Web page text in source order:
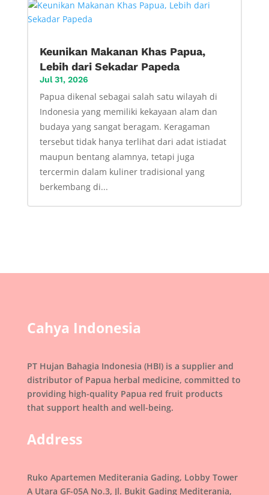
Keunikan Makanan Khas Papua,
Lebih dari Sekadar Papeda
Jul 31, 2026
Papua dikenal sebagai salah satu wilayah di
Indonesia yang memiliki kekayaan alam dan
budaya yang sangat beragam. Keragaman
tersebut tidak hanya terlihat dari adat istiadat
maupun bentang alamnya, tetapi juga
tercermin dalam kuliner tradisional yang
berkembang di...
Cahya Indonesia
PT Hujan Bahagia Indonesia (HBI) is a supplier and
distributor of Papua herbal medicine, committed to
providing high-quality Papua red fruit products
that support health and well-being.
Address
Ruko Apartemen Mediterania Gading, Lobby Tower
A Utara GF-05A No.3, Jl. Bukit Gading Mediterania,